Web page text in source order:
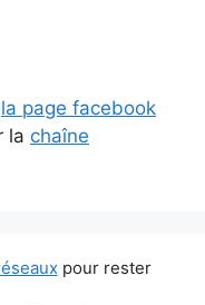
la page facebook
la chaîne
pour rester